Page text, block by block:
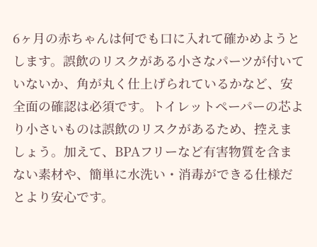
6ヶ月の赤ちゃんは何でも口に入れて確かめようと
します。誤飲のリスクがある小さなパーツが付いて
いないか、角が丸く仕上げられているかなど、安
全面の確認は必須です。トイレットペーパーの芯よ
り小さいものは誤飲のリスクがあるため、控えま
しょう。加えて、BPAフリーなど有害物質を含ま
ない素材や、簡単に水洗い・消毒ができる仕様だ
とより安心です。